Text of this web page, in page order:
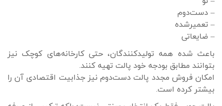
– دست‌دوم
– تعمیرشده
– ضایعاتی
باعث شده همه تولیدکنندگان، حتی کارخانه‌های کوچک نیز
بتوانند مطابق بودجه خود پالت تهیه کنند.
امکان فروش مجدد پالت دست‌دوم نیز جذابیت اقتصادی آن را
بیشتر کرده است.